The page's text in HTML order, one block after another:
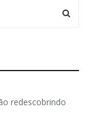
redescobrindo